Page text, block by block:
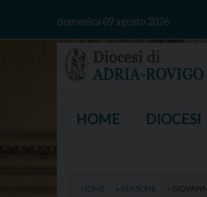
domenica 09 agosto 2026
HOME DIOCESI
HOME » PERSONE »